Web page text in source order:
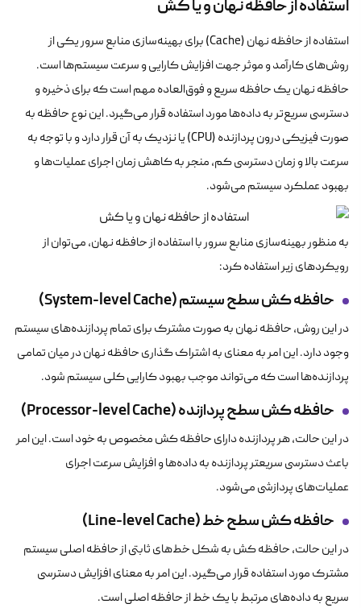
استفاده از حافظه نهان و یا کش
استفاده از حافظه نهان (Cache) برای بهینه‌سازی منابع سرور یکی از
روش‌های کارآمد و موثر جهت افزایش کارایی و سرعت سیستم‌ها است.
حافظه نهان یک حافظه سریع و فوق‌العاده مهم است که برای ذخیره و
دسترسی سریع‌تر به داده‌ها مورد استفاده قرار می‌گیرد. این نوع حافظه به
صورت فیزیکی درون پردازنده (CPU) یا نزدیک به آن قرار دارد و با توجه به
سرعت بالا و زمان دسترسی کم، منجر به کاهش زمان اجرای عملیات‌ها و
بهبود عملکرد سیستم می‌شود.
به منظور بهینه‌سازی منابع سرور با استفاده از حافظه نهان، می‌توان از
رویکردهای زیر استفاده کرد:
حافظه کش سطح سیستم(System-level Cache)
در این روش، حافظه نهان به صورت مشترک برای تمام پردازنده‌های سیستم
وجود دارد. این امر به معنای به اشتراک گذاری حافظه نهان در میان تمامی
پردازنده‌ها است که می‌تواند موجب بهبود کارایی کلی سیستم شود.
حافظه کش سطح پردازنده(Processor-level Cache)
در این حالت، هر پردازنده دارای حافظه کش مخصوص به خود است. این امر
باعث دسترسی سریعتر پردازنده به داده‌ها و افزایش سرعت اجرای
عملیات‌های پردازشی می‌شود.
حافظه کش سطح خط(Line-level Cache)
در این حالت، حافظه کش به شکل خط‌های ثابتی از حافظه اصلی سیستم
مشترک مورد استفاده قرار می‌گیرد. این امر به معنای افزایش دسترسی
سریع به داده‌های مرتبط با یک خط از حافظه اصلی است.